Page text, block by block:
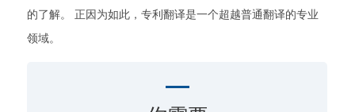
的了解。 正因为如此，专利翻译是一个超越普通翻译的专业
领域。